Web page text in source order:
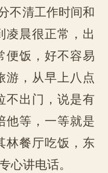
不清工作时间和
晨很正常，出
便饭，好不容易
游，从早上八点
不出门，说是有
他等，一等就是
林餐厅吃饭，东
心讲电话。